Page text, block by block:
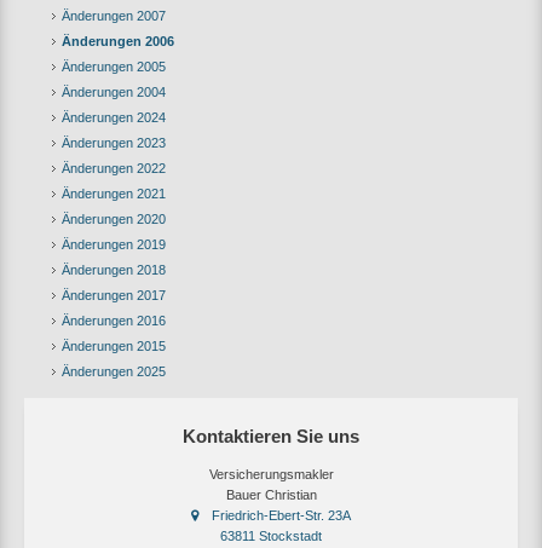
Änderungen 2007
Änderungen 2006
Änderungen 2005
Änderungen 2004
Änderungen 2024
Änderungen 2023
Änderungen 2022
Änderungen 2021
Änderungen 2020
Änderungen 2019
Änderungen 2018
Änderungen 2017
Änderungen 2016
Änderungen 2015
Änderungen 2025
Kontaktieren Sie uns
Versicherungsmakler
Bauer Christian
Friedrich-Ebert-Str. 23A
63811 Stockstadt